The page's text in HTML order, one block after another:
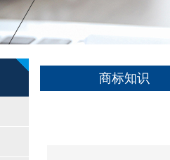
商标知识